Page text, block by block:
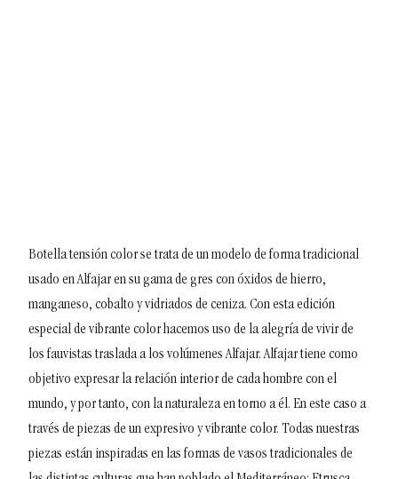
Botella tensión color se trata de un modelo de forma tradicional
usado en Alfajar en su gama de gres con óxidos de hierro,
manganeso, cobalto y vidriados de ceniza. Con esta edición
especial de vibrante color hacemos uso de la alegría de vivir de
los fauvistas traslada a los volúmenes Alfajar. Alfajar tiene como
objetivo expresar la relación interior de cada hombre con el
mundo, y por tanto, con la naturaleza en torno a él. En este caso a
través de piezas de un expresivo y vibrante color. Todas nuestras
piezas están inspiradas en las formas de vasos tradicionales de